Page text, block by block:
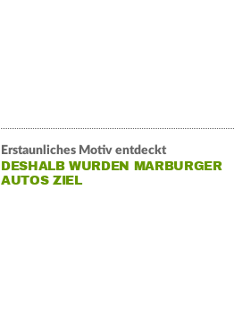
Erstaunliches Motiv entdeckt
DESHALB WURDEN MARBURGER
AUTOS ZIEL